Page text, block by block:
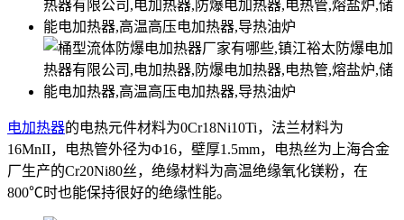
电加热器的电热元件材料为0Cr18Ni10Ti，法兰材料为
16MnII，电热管外径为Φ16，壁厚1.5mm，电热丝为上海合金
厂生产的Cr20Ni80丝，绝缘材料为高温绝缘氧化镁粉，在
800℃时也能保持很好的绝缘性能。